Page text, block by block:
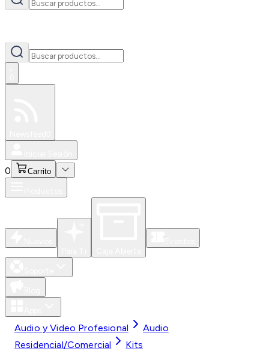
0 Carrito
Audio y Video Profesional
Audio
Residencial/Comercial
Kits